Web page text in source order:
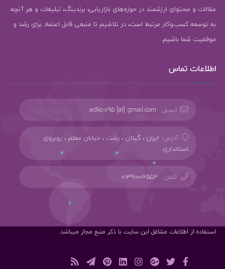
مقالات و محتوای ارزشمند در حوزه‌های بازاریابی، برندینگ، تبلیغات و هر آنچه
به توسعه کسب‌وکار مرتبط است، در تلاشیم تا منبعی قابل اعتماد برای رشد و
موفقیت شما باشیم.
اطلاعات تماس
ایمیل: adko.ir95 [at] gmail.com
آدرس: ایران ، گیلان ، رشت ، خیابان معلم ، روبروی
استانداری
تلفن: 01391002552
استفاده از اطلاعات مشاغل این سایت با ذکر منبع مجاز میباشد.